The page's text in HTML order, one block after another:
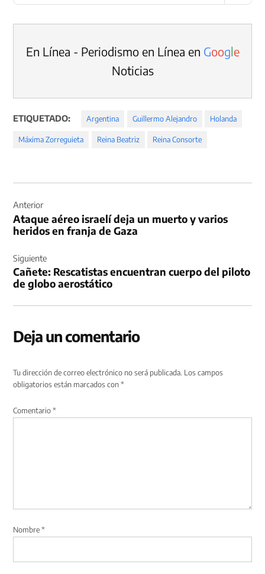
En Línea - Periodismo en Línea en Google
Noticias
ETIQUETADO: Argentina Guillermo Alejandro Holanda
Máxima Zorreguieta Reina Beatriz Reina Consorte
de
entradas
Anterior
Ataque aéreo israelí deja un muerto y varios
heridos en franja de Gaza
Siguiente
Cañete: Rescatistas encuentran cuerpo del piloto
de globo aerostático
Deja un comentario
Tu dirección de correo electrónico no será publicada. Los campos
obligatorios están marcados con*
Comentario*
Nombre*